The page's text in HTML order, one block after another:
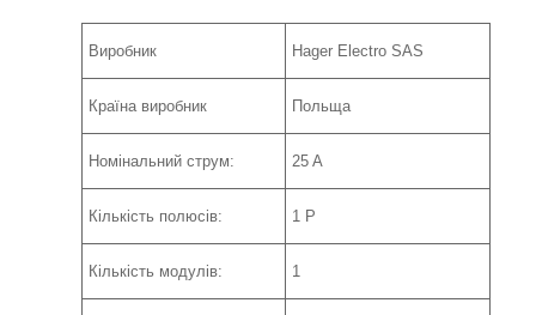
Виробник Hager Electro SAS
Країна виробник Польща
Номінальний струм: 25 A
Кількість полюсів: 1 P
Кількість модулів: 1